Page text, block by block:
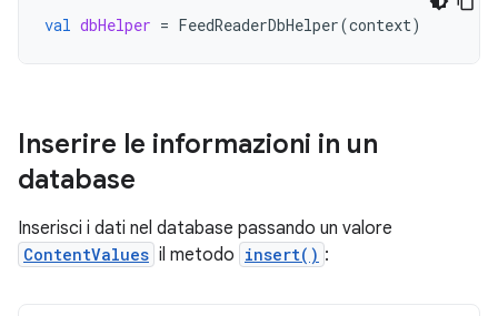
val dbHelper = FeedReaderDbHelper(context)
Inserire le informazioni in un
database
Inserisci i dati nel database passando un valore
ContentValues il metodo insert() :